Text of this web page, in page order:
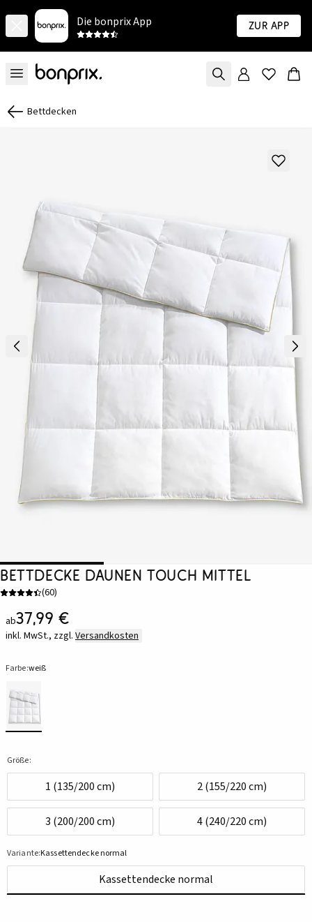
Die bonprix App Zur App
Bettdecken
Bettdecke Daunen Touch mittel
(60)
ab37,99 €
inkl. MwSt., zzgl. Versandkosten
Farbe:weiß
Größe:
1 (135/200 cm) 2 (155/220 cm)
3 (200/200 cm) 4 (240/220 cm)
Variante:Kassettendecke normal
Kassettendecke normal